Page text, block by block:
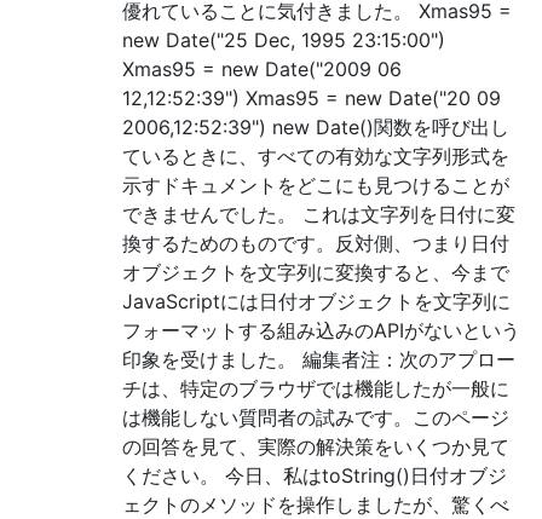
優れていることに気付きました。 Xmas95 =
new Date("25 Dec, 1995 23:15:00")
Xmas95 = new Date("2009 06
12,12:52:39") Xmas95 = new Date("20 09
2006,12:52:39") new Date()関数を呼び出し
ているときに、すべての有効な文字列形式を
示すドキュメントをどこにも見つけることが
できませんでした。 これは文字列を日付に変
換するためのものです。反対側、つまり日付
オブジェクトを文字列に変換すると、今まで
JavaScriptには日付オブジェクトを文字列に
フォーマットする組み込みのAPIがないという
印象を受けました。 編集者注：次のアプロー
チは、特定のブラウザでは機能したが一般に
は機能しない質問者の試みです。このページ
の回答を見て、実際の解決策をいくつか見て
ください。 今日、私はtoString()日付オブジ
ェクトのメソッドを操作しましたが、驚くべ